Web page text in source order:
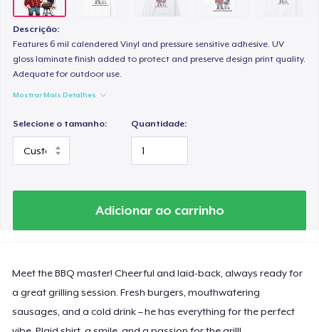
Descrição:
Features 6 mil calendered Vinyl and pressure sensitive adhesive. UV
gloss laminate finish added to protect and preserve design print quality.
Adequate for outdoor use.
Mostrar Mais Detalhes
Selecione o tamanho: Quantidade:
Adicionar ao carrinho
Meet the BBQ master! Cheerful and laid-back, always ready for
a great grilling session. Fresh burgers, mouthwatering
sausages, and a cold drink – he has everything for the perfect
Heavy Tee
Tru Transfer Printed Classic Tee
US$ 27,99
US$ 24,99
Tru Transfer Unisex Crewneck Sweatshirt
Classic Long Sleeve Tee
US$ 30,99